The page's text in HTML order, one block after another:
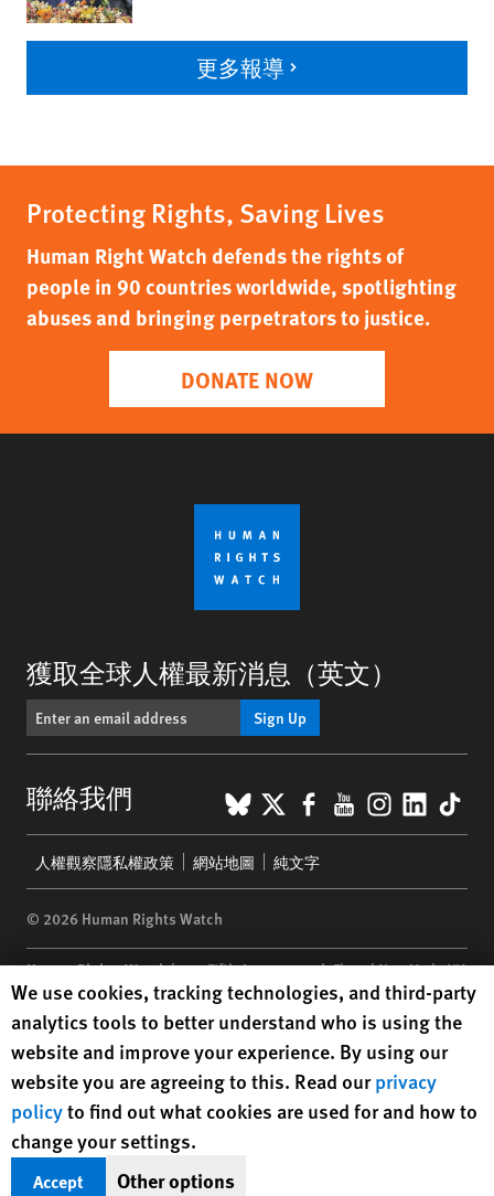
更多報導
Protecting Rights, Saving Lives
Human Right Watch defends the rights of
people in 90 countries worldwide, spotlighting
abuses and bringing perpetrators to justice.
DONATE NOW
獲取全球人權最新消息（英文）
Sign Up
聯絡我們 BlueSky
X Facebook
YouTube
menu
人權觀察隱私權政策 網站地圖 純文字
© 2026 Human Rights Watch
Human Rights Watch| 350 Fifth Avenue, 34th Floor | New York,NY
10118-3299USA|t 1.212.290.4700
Human Rights Watchis a 501(C)(3) nonprofit registered in the US
under EIN: 13-2875808
Human Rights Watch cookie preferences
We use cookies, tracking technologies, and third-party
analytics tools to better understand who is using the
website and improve your experience. By using our
website you are agreeing to this. Read ourprivacy
policyto find out what cookies are used for and how to
change your settings.
Accept Other options